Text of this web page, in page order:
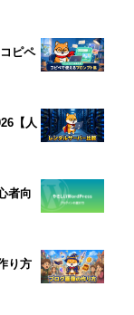
ピペ
【人
者向
り方